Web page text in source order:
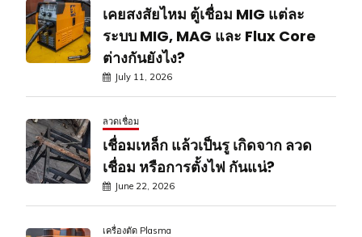
เคยสงสัยไหม ตู้เชื่อม MIG แต่ละ
ระบบ MIG, MAG และ Flux Core
ต่างกันยังไง?
July 11, 2026
ลวดเชื่อม
เชื่อมเหล็ก แล้วเป็นรู เกิดจาก ลวด
เชื่อม หรือการตั้งไฟ กันแน่?
June 22, 2026
เครื่องตัด Plasma